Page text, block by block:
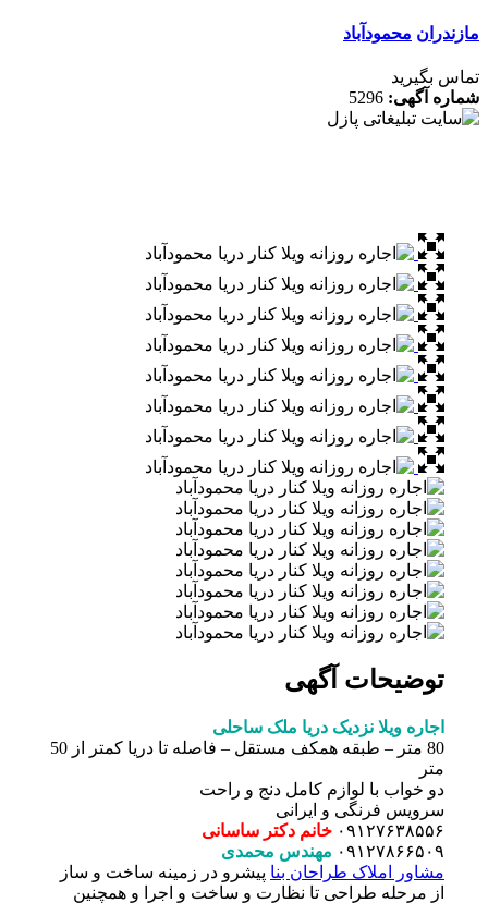
محمودآباد
بگیرید
آگهی:5296
توضیحات آگهی
اجاره ویلا نزدیک دریا ملک ساحلی
80 متر – طبقه همکف مستقل – فاصله تا دریا کمتر از 50
دو خواب با لوازم کامل دنج و راحت
سرویس فرنگی و ایرانی
۰۹۱۲۷۶۳۸۵۵۶ خانم دکتر ساسانی
۰۹۱۲۷۸۶۶۵۰۹ مهندس محمدی
مشاور املاک طراحان بناپیشرو در زمینه ساخت و ساز
از مرحله طراحی تا نظارت و ساخت و اجرا و همچنین